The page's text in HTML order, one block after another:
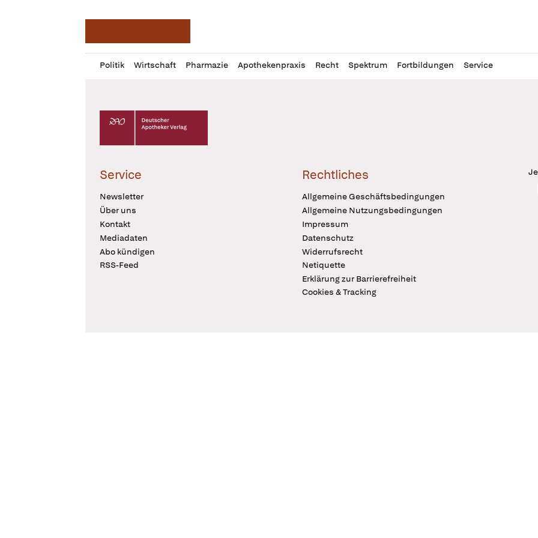
Politik Wirtschaft Pharmazie Apothekenpraxis Recht Spektrum Fortbildungen Service
Profil
öffnen
Daz
Pur
Deutscher Apotheker Verlag Logo
Service
Newsletter
Über uns
Kontakt
Mediadaten
Abo kündigen
RSS-Feed
Rechtliches
Allgemeine Geschäftsbedingungen
Allgemeine Nutzungsbedingungen
Impressum
Datenschutz
Widerrufsrecht
Netiquette
Erklärung zur Barrierefreiheit
Cookies & Tracking